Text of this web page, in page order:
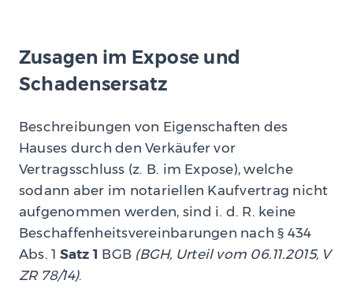
Zusagen im Expose und
Schadensersatz
Beschreibungen von Eigenschaften des
Hauses durch den Verkäufer vor
Vertragsschluss (z. B. im Expose), welche
sodann aber im notariellen Kaufvertrag nicht
aufgenommen werden, sind i. d. R. keine
Beschaffenheitsvereinbarungen nach § 434
Abs. 1 Satz 1 BGB (BGH, Urteil vom 06.11.2015, V
ZR 78/14).